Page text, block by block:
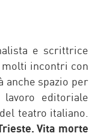
e scrittrice
incontri con
anche spazio per
editoriale
teatro italiano.
Vita morte